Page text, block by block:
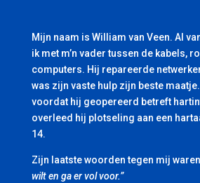
Mijn naam is William van Veen. Al
ik met m’n vader tussen de kabels,
computers. Hij repareerde
was zijn vaste hulp zijn beste
voordat hij geopereerd betreft
overleed hij plotseling aan een
14.
Zijn laatste woorden tegen mij
wilt en ga er vol voor.”